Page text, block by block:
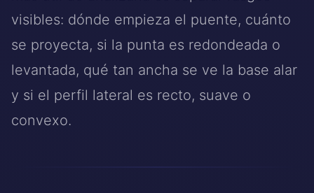
visibles: dónde empieza el puente, cuánto
se proyecta, si la punta es redondeada o
levantada, qué tan ancha se ve la base alar
y si el perfil lateral es recto, suave o
convexo.